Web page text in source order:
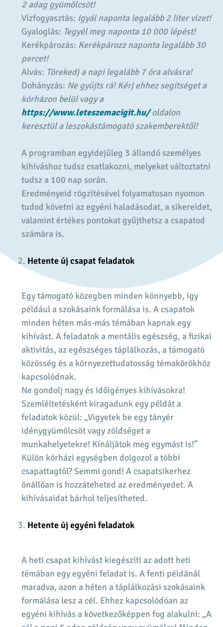
2 adag gyümölcsöt!
Vízfogyasztás: Igyál naponta legalább 2 liter vizet!
Gyaloglás: Tegyél meg naponta 10 000 lépést!
Kerékpározás: Kerékpározz naponta legalább 30
percet!
Alvás: Törekedj a napi legalább 7 óra alvásra!
Dohányzás: Ne gyújts rá! Kérj ehhez segítséget a
kórházon belül vagy a
https://www.leteszemacigit.hu/oldalon
keresztül a leszokástámogató szakemberektől!
A programban egyidejűleg 3 állandó személyes
kihíváshoz tudsz csatlakozni, melyeket változtatni
tudsz a 100 nap során.
Eredményeid rögzítésével folyamatosan nyomon
tudod követni az egyéni haladásodat, a sikereidet,
valamint értékes pontokat gyűjthetsz a csapatod
számára is.
Hetente új csapat feladatok
Egy támogató közegben minden könnyebb, így
például a szokásaink formálása is. A csapatok
minden héten más-más témában kapnak egy
kihívást. A feladatok a mentális egészség, a fizikai
aktivitás, az egészséges táplálkozás, a támogató
közösség és a környezettudatosság témakörökhöz
kapcsolódnak.
Ne gondolj nagy és időigényes kihívásokra!
Szemléltetésként kiragadunk egy példát a
feladatok közül: „Vigyetek be egy tányér
idénygyümölcsöt vagy zöldséget a
munkahelyetekre! Kínáljátok meg egymást is!”
Külön kórházi egységben dolgozol a többi
csapattagtól? Semmi gond! A csapatsikerhez
önállóan is hozzáteheted az eredményedet. A
kihívásaidat bárhol teljesítheted.
Hetente új egyéni feladatok
A heti csapat kihívást kiegészíti az adott heti
témában egy egyéni feladat is. A fenti példánál
maradva, azon a héten a táplálkozási szokásaink
formálása lesz a cél. Ehhez kapcsolódóan az
egyéni kihívás a következőképpen fog alakulni: „A